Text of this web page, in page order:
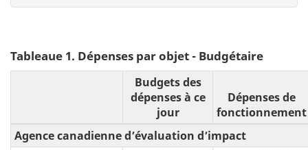
Tableaue 1. Dépenses par objet - Budgétaire
Budgets des
dépenses à ce
jour
Dépenses de
fonctionnement
Agence canadienne d’évaluation d’impact